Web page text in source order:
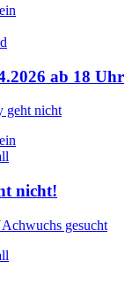
ab 18 Uhr
nicht!